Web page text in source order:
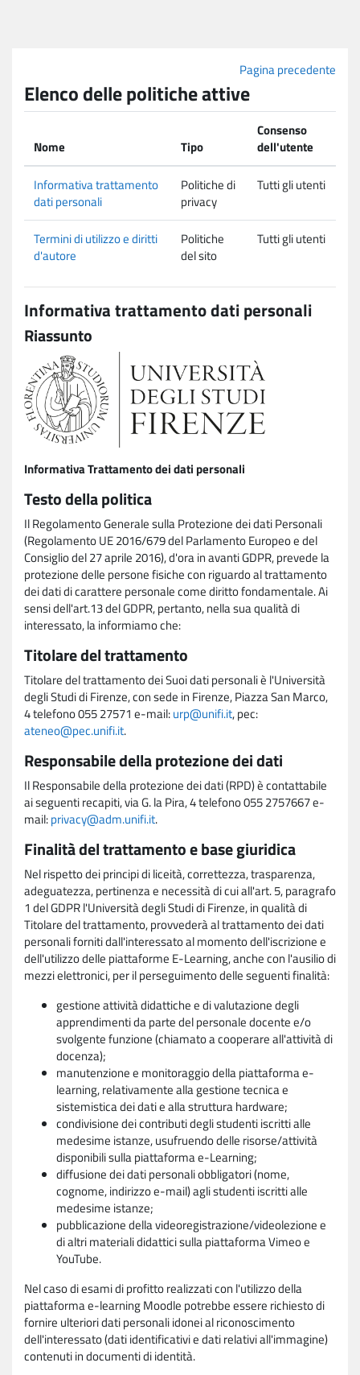
Pagina precedente
Elenco delle politiche attive
Nome Tipo
Consenso
dell'utente
Informativa trattamento
dati personali
Politiche di
privacy
Tutti gli utenti
Termini di utilizzo e diritti
d'autore
Politiche
del sito
Tutti gli utenti
Informativa trattamento dati personali
Riassunto
Informativa Trattamento dei dati personali
Testo della politica
Il Regolamento Generale sulla Protezione dei dati Personali
(Regolamento UE 2016/679 del Parlamento Europeo e del
Consiglio del 27 aprile 2016), d'ora in avanti GDPR, prevede la
protezione delle persone fisiche con riguardo al trattamento
dei dati di carattere personale come diritto fondamentale. Ai
sensi dell'art.13 del GDPR, pertanto, nella sua qualità di
interessato, la informiamo che:
Titolare del trattamento
Titolare del trattamento dei Suoi dati personali è l'Università
degli Studi di Firenze, con sede in Firenze, Piazza San Marco,
4 telefono 055 27571 e-mail:urp@unifi.it, pec:
ateneo@pec.unifi.it.
Responsabile della protezione dei dati
Il Responsabile della protezione dei dati (RPD) è contattabile
ai seguenti recapiti, via G. la Pira, 4 telefono 055 2757667 e-
mail:privacy@adm.unifi.it.
Finalità del trattamento e base giuridica
Nel rispetto dei principi di liceità, correttezza, trasparenza,
adeguatezza, pertinenza e necessità di cui all'art. 5, paragrafo
1 del GDPR l'Università degli Studi di Firenze, in qualità di
Titolare del trattamento, provvederà al trattamento dei dati
personali forniti dall'interessato al momento dell'iscrizione e
dell'utilizzo delle piattaforme E-Learning, anche con l'ausilio di
mezzi elettronici, per il perseguimento delle seguenti finalità:
gestione attività didattiche e di valutazione degli
apprendimenti da parte del personale docente e/o
svolgente funzione (chiamato a cooperare all'attività di
docenza);
manutenzione e monitoraggio della piattaforma e-
learning, relativamente alla gestione tecnica e
sistemistica dei dati e alla struttura hardware;
condivisione dei contributi degli studenti iscritti alle
medesime istanze, usufruendo delle risorse/attività
disponibili sulla piattaforma e-Learning;
diffusione dei dati personali obbligatori (nome,
cognome, indirizzo e-mail) agli studenti iscritti alle
medesime istanze;
pubblicazione della videoregistrazione/videolezione e
di altri materiali didattici sulla piattaforma Vimeo e
YouTube.
Nel caso di esami di profitto realizzati con l'utilizzo della
piattaforma e-learning Moodle potrebbe essere richiesto di
fornire ulteriori dati personali idonei al riconoscimento
dell'interessato (dati identificativi e dati relativi all'immagine)
contenuti in documenti di identità.